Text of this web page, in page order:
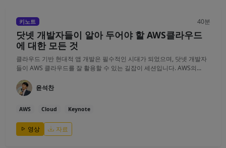
키노트 40분
닷넷 개발자들이 알아 두어야 할 AWS클라우드
에 대한 모든 것
클라우드 기반 현대적 앱 개발은 필수적인 시대가 되었으며, 닷넷 개발자
들이 AWS 클라우드를 잘 활용할 수 있는 길잡이 세션입니다. AWS의...
윤석찬
AWS Cloud Keynote
영상 자료